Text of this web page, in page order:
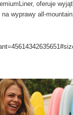
oferuje
wyprawy all-
Ten
produkt
ma